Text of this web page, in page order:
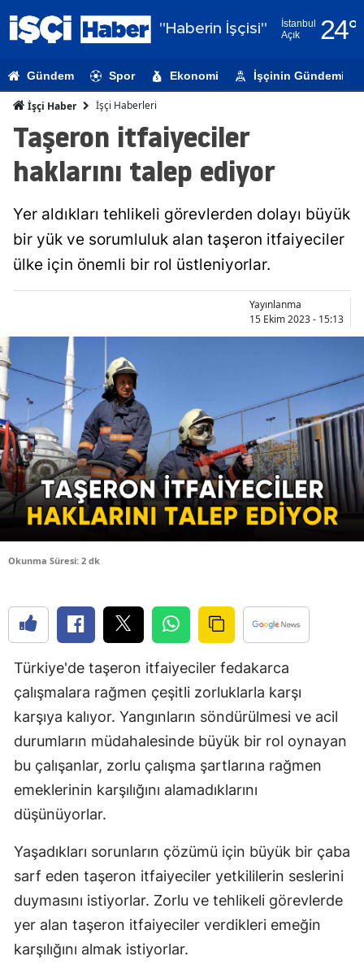
"Haberin İşçisi"
İstanbul
Açık
24°
Adıyaman
Ankara
Antalya
Aydın
Bilecik
Bingöl
Bitlis
Bolu
Burdur
Çankırı
Çorum
Diyarbakır
Edirne
Erzurum
Eskişehir
Gaziantep
Gündem Spor Ekonomi İşçinin Gündemi
İşçi Haber İşçi Haberleri
Taşeron itfaiyeciler
haklarını talep ediyor
Yer aldıkları tehlikeli görevlerden dolayı büyük
bir yük ve sorumluluk alan taşeron itfaiyeciler
ülke için önemli bir rol üstleniyorlar.
Yayınlanma
15 Ekim 2023 - 15:13
Okunma Süresi: 2 dk
Türkiye'de taşeron itfaiyeciler fedakarca
çalışmalara rağmen çeşitli zorluklarla karşı
karşıya kalıyor. Yangınların söndürülmesi ve acil
durumların müdahalesinde büyük bir rol oynayan
bu çalışanlar, zorlu çalışma şartlarına rağmen
emeklerinin karşılığını alamadıklarını
düşünüyorlar.
Yaşadıkları sorunların çözümü için büyük bir çaba
sarf eden taşeron itfaiyeciler yetkililerin seslerini
duymasını istiyorlar. Zorlu ve tehlikeli görevlerde
yer alan taşeron itfaiyeciler verdikleri emeğin
karşılığını almak istiyorlar.